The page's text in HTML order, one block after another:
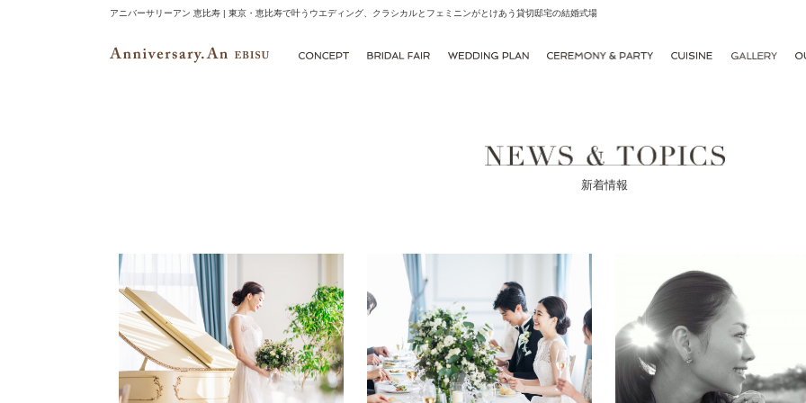
アニバーサリーアン 恵比寿 | 東京・恵比寿で叶うウエディング、クラシカルとフェミニンがとけあう貸切邸宅の結婚式場
新着情報